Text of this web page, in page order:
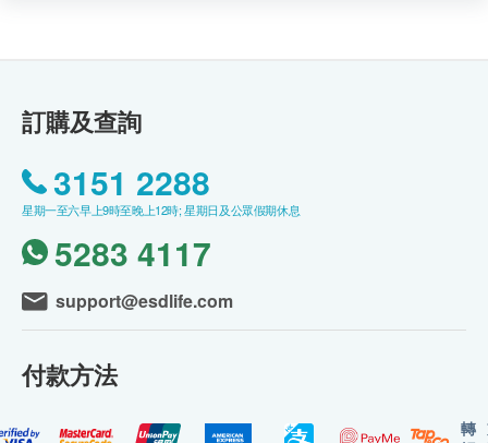
訂購及查詢
3151 2288
星期一至六早上9時至晚上12時; 星期日及公眾假期休息
5283 4117
support@esdlife.com
付款方法
轉